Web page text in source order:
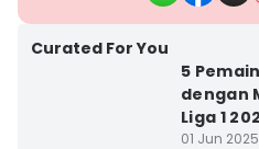
Curated For You
5
dengan
Liga 1
01 Jun